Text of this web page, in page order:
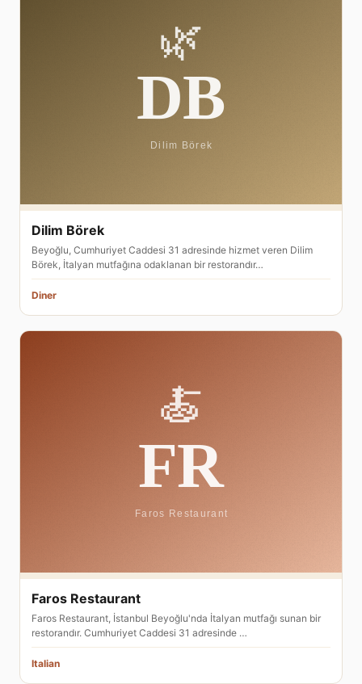
Dilim Börek
Beyoğlu, Cumhuriyet Caddesi 31 adresinde hizmet veren Dilim
Börek, İtalyan mutfağına odaklanan bir restorandır…
Diner
Faros Restaurant
Faros Restaurant, İstanbul Beyoğlu'nda İtalyan mutfağı sunan bir
restorandır. Cumhuriyet Caddesi 31 adresinde …
Italian